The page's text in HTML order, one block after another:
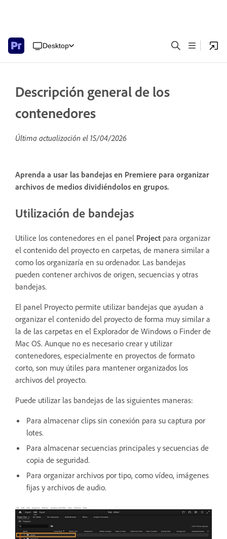
Desktop
Descripción general de los
contenedores
Última actualización el 15/04/2026
Aprenda a usar las bandejas en Premiere para organizar
archivos de medios dividiéndolos en grupos.
Utilización de bandejas
Utilice los contenedores en el panel Project para organizar
el contenido del proyecto en carpetas, de manera similar a
como los organizaría en su ordenador. Las bandejas
pueden contener archivos de origen, secuencias y otras
bandejas.
El panel Proyecto permite utilizar bandejas que ayudan a
organizar el contenido del proyecto de forma muy similar a
la de las carpetas en el Explorador de Windows o Finder de
Mac OS. Aunque no es necesario crear y utilizar
contenedores, especialmente en proyectos de formato
corto, son muy útiles para mantener organizados los
archivos del proyecto.
Puede utilizar las bandejas de las siguientes maneras:
Para almacenar clips sin conexión para su captura por
lotes.
Para almacenar secuencias principales y secuencias de
copia de seguridad.
Para organizar archivos por tipo, como vídeo, imágenes
fijas y archivos de audio.